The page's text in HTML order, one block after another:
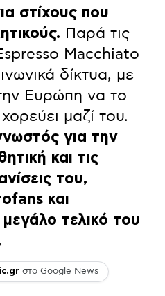
στίχους που
Παρά τις
Macchiato
δίκτυα, με
Ευρώπη να το
μαζί του.
για την
και τις
του,
και
τελικό του
στο Google News